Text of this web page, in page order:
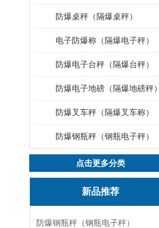
防爆桌秤（隔爆桌秤）
电子防爆称（隔爆电子秤）
防爆电子台秤（隔爆台秤）
防爆电子地磅（隔爆地磅秤）
防爆叉车秤（隔爆叉车称）
防爆钢瓶秤（钢瓶电子秤）
点击更多分类
新品推荐
防爆钢瓶秤（钢瓶电子秤）